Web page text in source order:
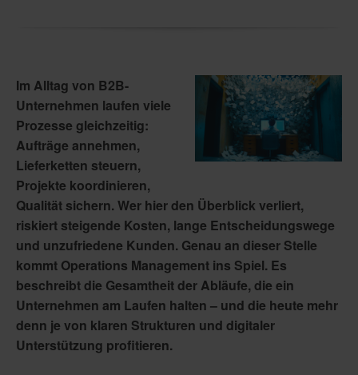
Im Alltag von B2B-
Unternehmen laufen viele
Prozesse gleichzeitig:
Aufträge annehmen,
Lieferketten steuern,
Projekte koordinieren,
Qualität sichern. Wer hier den Überblick verliert,
riskiert steigende Kosten, lange Entscheidungswege
und unzufriedene Kunden. Genau an dieser Stelle
kommt Operations Management ins Spiel. Es
beschreibt die Gesamtheit der Abläufe, die ein
Unternehmen am Laufen halten – und die heute mehr
denn je von klaren Strukturen und digitaler
Unterstützung profitieren.